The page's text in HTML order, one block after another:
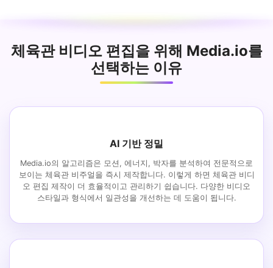
체육관 비디오 편집을 위해 Media.io를
선택하는 이유
AI 기반 정밀
Media.io의 알고리즘은 모션, 에너지, 박자를 분석하여 전문적으로
보이는 체육관 비주얼을 즉시 제작합니다. 이렇게 하면 체육관 비디
오 편집 제작이 더 효율적이고 관리하기 쉽습니다. 다양한 비디오
스타일과 형식에서 일관성을 개선하는 데 도움이 됩니다.